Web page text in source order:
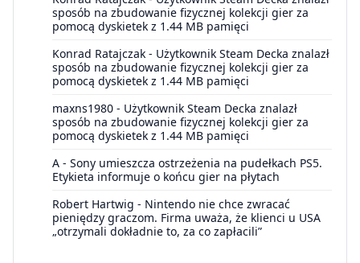
sposób na zbudowanie fizycznej kolekcji gier za
pomocą dyskietek z 1.44 MB pamięci
Konrad Ratajczak - Użytkownik Steam Decka znalazł
sposób na zbudowanie fizycznej kolekcji gier za
pomocą dyskietek z 1.44 MB pamięci
maxns1980 - Użytkownik Steam Decka znalazł
sposób na zbudowanie fizycznej kolekcji gier za
pomocą dyskietek z 1.44 MB pamięci
A - Sony umieszcza ostrzeżenia na pudełkach PS5.
Etykieta informuje o końcu gier na płytach
Robert Hartwig - Nintendo nie chce zwracać
pieniędzy graczom. Firma uważa, że klienci u USA
„otrzymali dokładnie to, za co zapłacili”